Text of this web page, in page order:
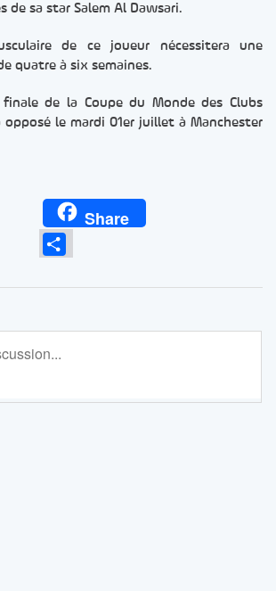
de sa star Salem Al Dawsari.
de ce joueur nécessitera une
quatre à six semaines.
de la Coupe du Monde des Clubs
opposé le mardi 01er juillet à Manchester
Share